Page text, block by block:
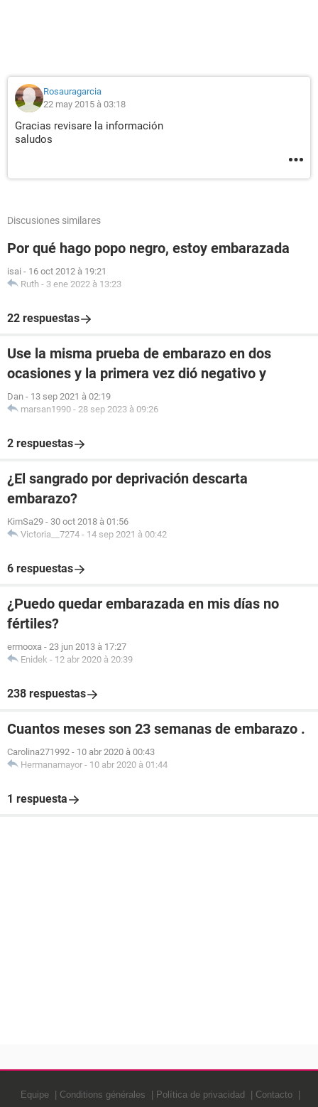
Rosauragarcia
22 may 2015 à 03:18
Gracias revisare la información
saludos
Discusiones similares
Por qué hago popo negro, estoy embarazada
isai - 16 oct 2012 à 19:21
Ruth - 3 ene 2022 à 13:23
22 respuestas
Use la misma prueba de embarazo en dos
ocasiones y la primera vez dió negativo y
Dan - 13 sep 2021 à 02:19
marsan1990 - 28 sep 2023 à 09:26
2 respuestas
¿El sangrado por deprivación descarta
embarazo?
KimSa29 - 30 oct 2018 à 01:56
Victoria__7274 - 14 sep 2021 à 00:42
6 respuestas
¿Puedo quedar embarazada en mis días no
fértiles?
ermooxa - 23 jun 2013 à 17:27
Enidek - 12 abr 2020 à 20:39
238 respuestas
Cuantos meses son 23 semanas de embarazo .
Carolina271992 - 10 abr 2020 à 00:43
Hermanamayor - 10 abr 2020 à 01:44
1 respuesta
Equipe Conditions générales Política de privacidad Contacto